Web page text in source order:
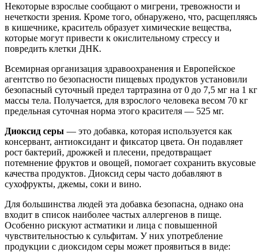
Некоторые взрослые сообщают о мигрени, тревожности и
нечеткости зрения. Кроме того, обнаружено, что, расщепляясь
в кишечнике, краситель образует химические вещества,
которые могут привести к окислительному стрессу и
повредить клетки ДНК.
Всемирная организация здравоохранения и Европейское
агентство по безопасности пищевых продуктов установили
безопасный суточный предел тартразина от 0 до 7,5 мг на 1 кг
массы тела. Получается, для взрослого человека весом 70 кг
предельная суточная норма этого красителя — 525 мг.
Диоксид серы — это добавка, которая используется как
консервант, антиоксидант и фиксатор цвета. Он подавляет
рост бактерий, дрожжей и плесени, предотвращает
потемнение фруктов и овощей, помогает сохранить вкусовые
качества продуктов. Диоксид серы часто добавляют в
сухофрукты, джемы, соки и вино.
Для большинства людей эта добавка безопасна, однако она
входит в список наиболее частых аллергенов в пище.
Особенно рискуют астматики и лица с повышенной
чувствительностью к сульфитам. У них употребление
продукции с диоксидом серы может проявиться в виде: